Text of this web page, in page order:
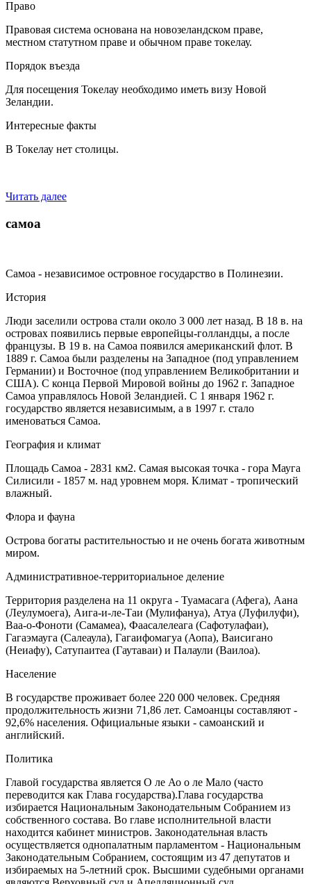
Право
Правовая система основана на новозеландском праве,
местном статутном праве и обычном праве токелау.
Порядок въезда
Для посещения Токелау необходимо иметь визу Новой
Зеландии.
Интересные факты
В Токелау нет столицы.
Читать далее
самоа
Самоа - независимое островное государство в Полинезии.
История
Люди заселили острова стали около 3 000 лет назад. В 18 в. на
островах появились первые европейцы-голландцы, а после
французы. В 19 в. на Самоа появился американский флот. В
1889 г. Самоа были разделены на Западное (под управлением
Германии) и Восточное (под управлением Великобритании и
США). С конца Первой Мировой войны до 1962 г. Западное
Самоа управлялось Новой Зеландией. С 1 января 1962 г.
государство является независимым, а в 1997 г. стало
именоваться Самоа.
География и климат
Площадь Самоа - 2831 км2. Самая высокая точка - гора Мауга
Силисили - 1857 м. над уровнем моря. Климат - тропический
влажный.
Флора и фауна
Острова богаты растительностью и не очень богата животным
миром.
Административное-территориальное деление
Территория разделена на 11 округа - Туамасага (Афега), Аана
(Леулумоега), Аига-и-ле-Таи (Мулифануа), Атуа (Луфилуфи),
Ваа-о-Фоноти (Самамеа), Фаасалелеага (Сафотулафаи),
Гагаэмауга (Салеаула), Гагаифомагуа (Аопа), Ваисигано
(Неиафу), Сатупаитеа (Гаутаваи) и Палаули (Ваилоа).
Население
В государстве проживает более 220 000 человек. Средняя
продолжительность жизни 71,86 лет. Самоанцы составляют -
92,6% населения. Официальные языки - самоанский и
английский.
Политика
Главой государства является О ле Ао о ле Мало (часто
переводится как Глава государства).Глава государства
избирается Национальным Законодательным Собранием из
собственного состава. Во главе исполнительной власти
находится кабинет министров. Законодательная власть
осуществляется однопалатным парламентом - Национальным
Законодательным Собранием, состоящим из 47 депутатов и
избираемых на 5-летний срок. Высшими судебными органами